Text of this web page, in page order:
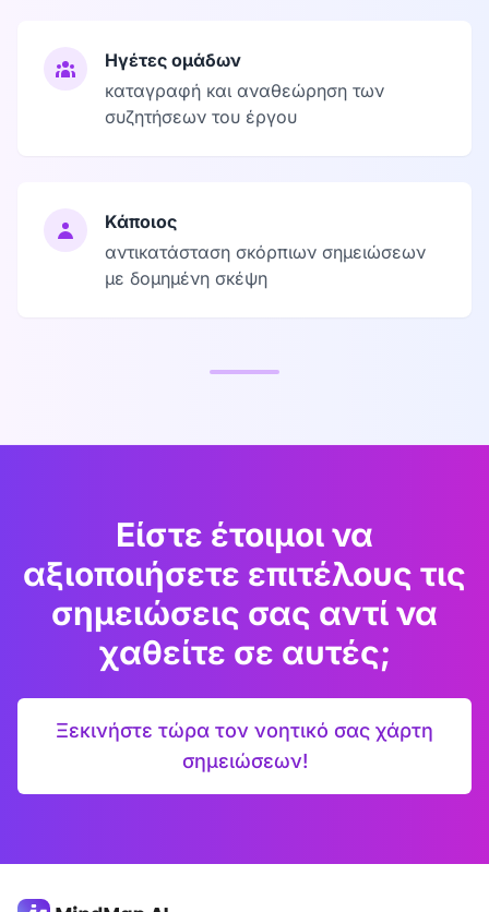
Ηγέτες ομάδων
καταγραφή και αναθεώρηση των
συζητήσεων του έργου
Κάποιος
αντικατάσταση σκόρπιων σημειώσεων
με δομημένη σκέψη
Είστε έτοιμοι να
αξιοποιήσετε επιτέλους τις
σημειώσεις σας αντί να
χαθείτε σε αυτές;
Ξεκινήστε τώρα τον νοητικό σας χάρτη
σημειώσεων!